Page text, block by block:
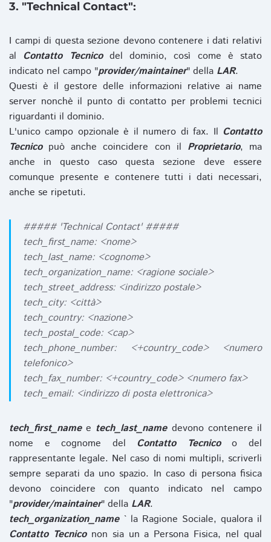
3. "Technical Contact":
I campi di questa sezione devono contenere i dati relativi
al Contatto Tecnicodel dominio, così come è stato
indicato nel campo "provider/maintainer" della LAR.
Questi è il gestore delle informazioni relative ai name
server nonchè il punto di contatto per problemi tecnici
riguardanti il dominio.
L'unico campo opzionale è il numero di fax. Il Contatto
Tecnicopuò anche coincidere con il Proprietario, ma
anche in questo caso questa sezione deve essere
comunque presente e contenere tutti i dati necessari,
anche se ripetuti.
##### 'Technical Contact' #####
tech_first_name: <nome>
tech_last_name: <cognome>
tech_organization_name: <ragione sociale>
tech_street_address: <indirizzo postale>
tech_city: <città>
tech_country: <nazione>
tech_postal_code: <cap>
tech_phone_number: <+country_code> <numero
telefonico>
tech_fax_number: <+country_code> <numero fax>
tech_email: <indirizzo di posta elettronica>
tech_first_namee tech_last_namedevono contenere il
nome e cognome del Contatto Tecnicoo del
rappresentante legale. Nel caso di nomi multipli, scriverli
sempre separati da uno spazio. In caso di persona fisica
devono coincidere con quanto indicato nel campo
"provider/maintainer" della LAR.
tech_organization_name` la Ragione Sociale, qualora il
Contatto Tecniconon sia un a Persona Fisica, nel qual